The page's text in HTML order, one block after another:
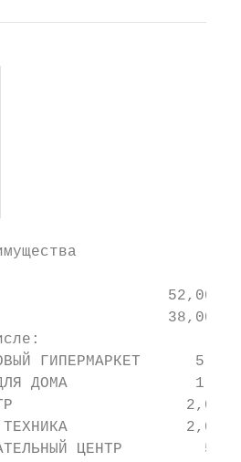
52,000
38,000
ГИПЕРМАРКЕТ
ДОМА
2,000
2,000
ЦЕНТР         500